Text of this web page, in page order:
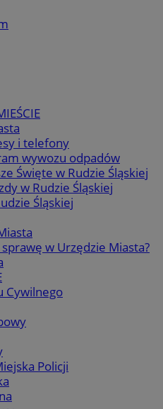
i telefony
wywozu odpadów
Święte w Rudzie Śląskiej
w Rudzie Śląskiej
Śląskiej
sprawę w Urzędzie Miasta?
Cywilnego
Policji